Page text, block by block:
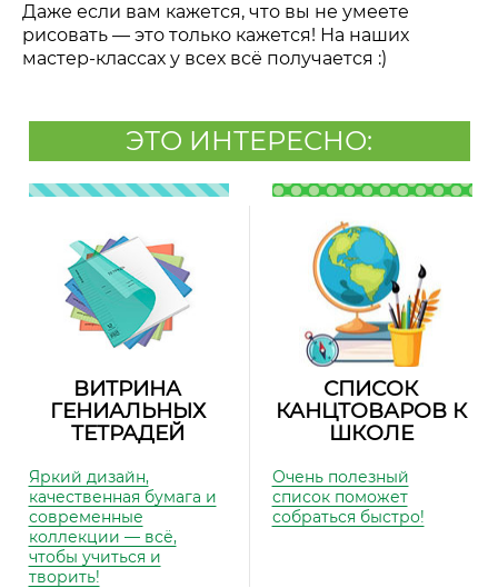
Даже если вам кажется, что вы не умеете
рисовать — это только кажется! На наших
мастер-классах у всех всё получается :)
ЭТО ИНТЕРЕСНО:
ВИТРИНА
ГЕНИАЛЬНЫХ
ТЕТРАДЕЙ
Яркий дизайн,
качественная бумага и
современные
коллекции — всё,
чтобы учиться и
творить!
СПИСОК
КАНЦТОВАРОВ К
ШКОЛЕ
Очень полезный
список поможет
собраться быстро!